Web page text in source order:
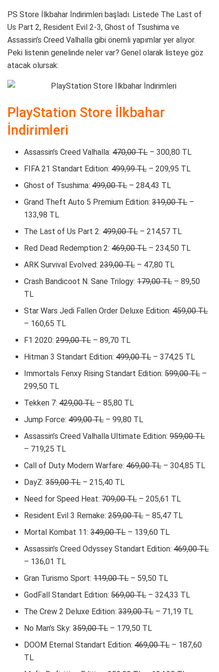
PS Store İlkbahar İndirimleri başladı. Listede The Last of
Us Part 2, Resident Evil 2-3, Ghost of Tsushima ve
Assassin’s Creed Valhalla gibi önemli yapımlar yer alıyor.
Peki listenin genelinde neler var? Genel olarak listeye göz
atacak olursak:
PlayStation Store İlkbahar
İndirimleri
Assassin’s Creed Valhalla:470,00 TL– 300,80 TL
FIFA 21 Standart Edition:499,99 TL– 209,95 TL
Ghost of Tsushima:499,00 TL– 284,43 TL
Grand Theft Auto 5 Premium Edition:319,00 TL–
133,98 TL
The Last of Us Part 2:499,00 TL– 214,57 TL
Red Dead Redemption 2:469,00 TL– 234,50 TL
ARK Survival Evolved:239,00 TL– 47,80 TL
Crash Bandicoot N. Sane Trilogy:179,00 TL– 89,50
TL
Star Wars Jedi Fallen Order Deluxe Edition:459,00 TL
– 160,65 TL
F1 2020:299,00 TL– 89,70 TL
Hitman 3 Standart Edition:499,00 TL– 374,25 TL
Immortals Fenxy Rising Standart Edition:599,00 TL–
299,50 TL
Tekken 7:429,00 TL– 85,80 TL
Jump Force:499,00 TL– 99,80 TL
Assassin’s Creed Valhalla Ultimate Edition:959,00 TL
– 719,25 TL
Call of Duty Modern Warfare:469,00 TL– 304,85 TL
DayZ:359,00 TL– 215,40 TL
Need for Speed Heat:709,00 TL– 205,61 TL
Resident Evil 3 Remake:259,00 TL– 85,47 TL
Mortal Kombat 11:349,00 TL– 139,60 TL
Assassin’s Creed Odyssey Standart Edition:469,00 TL
– 136,01 TL
Gran Turismo Sport:119,00 TL– 59,50 TL
GodFall Standart Edition:569,00 TL– 324,33 TL
The Crew 2 Deluxe Edition:339,00 TL– 71,19 TL
No Man’s Sky:359,00 TL– 179,50 TL
DOOM Eternal Standart Edition:469,00 TL– 187,60
TL